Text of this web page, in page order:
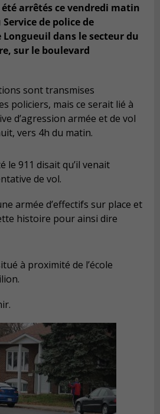
arrêtés ce vendredi matin
de police de
Longueuil dans le secteur du
sur le boulevard
sont transmises
policiers, mais ce serait lié à
d’agression armée et de vol
vers 4h du matin.
le 911 disait qu’il venait
de vol.
armée d’effectifs sur place et
histoire pour ainsi dire
à proximité de l’école